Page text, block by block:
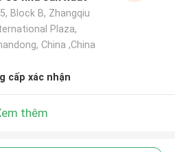
Block B, Zhangqiu
Plaza,
China ,China
cấp xác nhận
thêm